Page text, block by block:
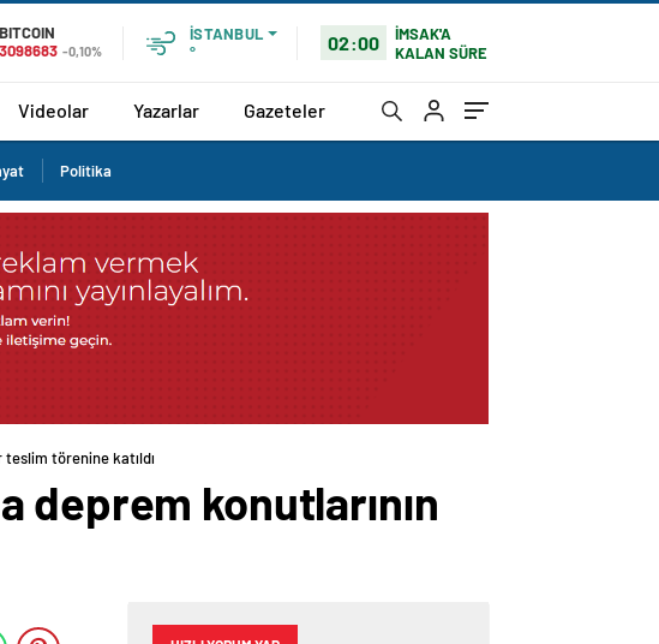
BITCOIN
3098683 -0,10%
İSTANBUL
°
02:00
İMSAK'A
KALAN SÜRE
Videolar Yazarlar Gazeteler
Politika
teslim törenine katıldı
deprem konutlarının